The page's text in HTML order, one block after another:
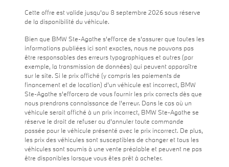
Cette offre est valide jusqu'au 8 septembre 2026 sous réserve
de la disponibilité du véhicule.
Bien que BMW Ste-Agathe s'efforce de s'assurer que toutes les
informations publiées ici sont exactes, nous ne pouvons pas
être responsables des erreurs typographiques et autres (par
exemple, la transmission de données) qui peuvent apparaître
sur le site. Si le prix affiché (y compris les paiements de
financement et de location) d'un véhicule est incorrect, BMW
Ste-Agathe s'efforcera de vous fournir les prix corrects dès que
nous prendrons connaissance de l'erreur. Dans le cas où un
véhicule serait affiché à un prix incorrect, BMW Ste-Agathe se
réserve le droit de refuser ou d'annuler toute commande
passée pour le véhicule présenté avec le prix incorrect. De plus,
les prix des véhicules sont susceptibles de changer et tous les
véhicules sont soumis à une vente préalable et peuvent ne pas
être disponibles lorsque vous êtes prêt à acheter.